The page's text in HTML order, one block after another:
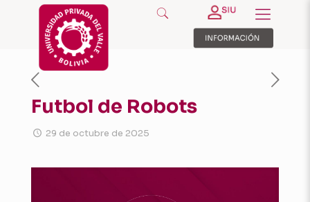
Futbol de Robots
29 de octubre de 2025